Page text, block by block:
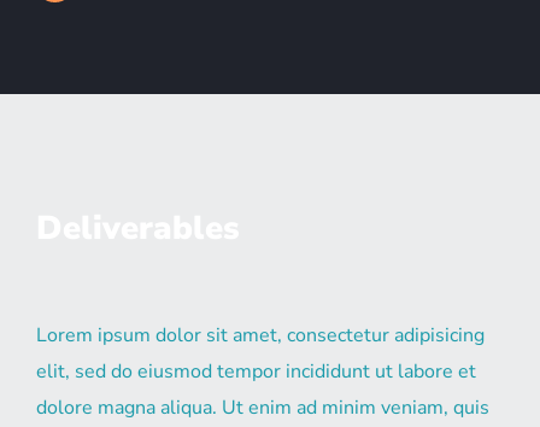
Lorem ipsum dolor sit amet, consectetur adipisicing
elit, sed do eiusmod tempor incididunt ut labore et
dolore magna aliqua. Ut enim ad minim veniam, quis